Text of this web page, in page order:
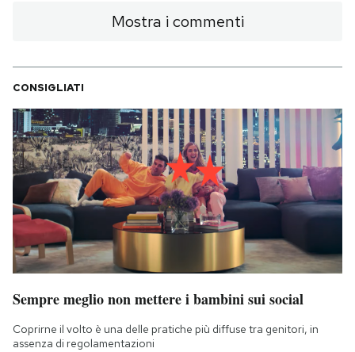
Mostra i commenti
CONSIGLIATI
Sempre meglio non mettere i bambini sui social
Coprirne il volto è una delle pratiche più diffuse tra genitori, in
assenza di regolamentazioni